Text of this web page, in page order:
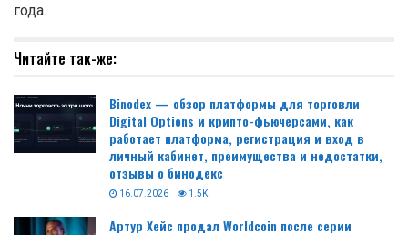
года.
Читайте так-же:
Binodex — обзор платформы для торговли
Digital Options и крипто-фьючерсами, как
работает платформа, регистрация и вход в
личный кабинет, преимущества и недостатки,
отзывы о бинодекс
16.07.2026 1.5K
Артур Хейс продал Worldcoin после серии